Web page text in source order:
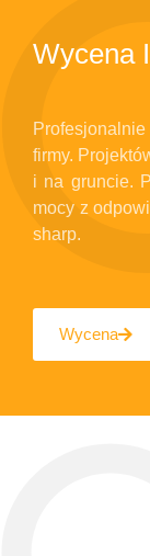
Wycena
firmy.
i na gruncie.
mocy z
sharp.
Wycena